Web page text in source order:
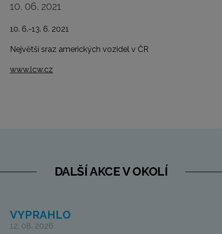
10. 06. 2021
10. 6.-13. 6. 2021
Největší sraz amerických vozidel v ČR
www.lcw.cz
DALŠÍ AKCE V OKOLÍ
VYPRAHLO
12. 08. 2026